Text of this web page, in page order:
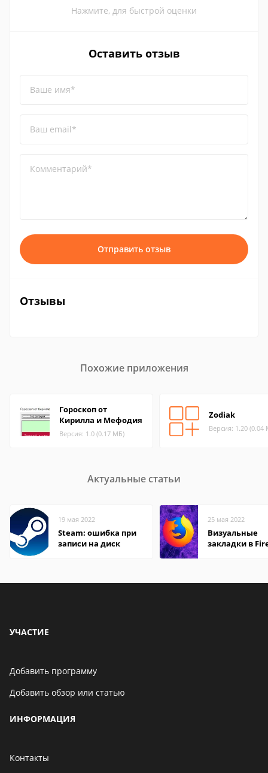
Нажмите, для быстрой оценки
Оставить отзыв
Ваше имя*
Ваш email*
Комментарий*
Отправить отзыв
Отзывы
Похожие приложения
Гороскоп от
Кирилла и Мефодия
Версия: 1.0 (0.17 МБ)
Zodiak
Версия: 1.20 (0.04
Актуальные статьи
19 мая 2022
Steam: ошибка при
записи на диск
25 мая 2022
Визуальные
закладки в
УЧАСТИЕ
Добавить программу
Добавить обзор или статью
ИНФОРМАЦИЯ
Контакты